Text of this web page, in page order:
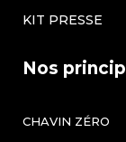
KIT PRESSE
Nos
CHAVIN ZÉRO